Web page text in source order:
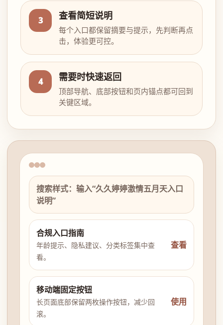
3 查看简短说明
每个入口都保留摘要与提示，先判断再点
击，体验更可控。
4 需要时快速返回
顶部导航、底部按钮和页内锚点都可回到
关键区域。
搜索样式：输入“久久婷婷激情五月天入口
说明”
合规入口指南
年龄提示、隐私建议、分类标签集中查
看。
查看
移动端固定按钮
长页面底部保留两枚操作按钮，减少回
滚。
使用